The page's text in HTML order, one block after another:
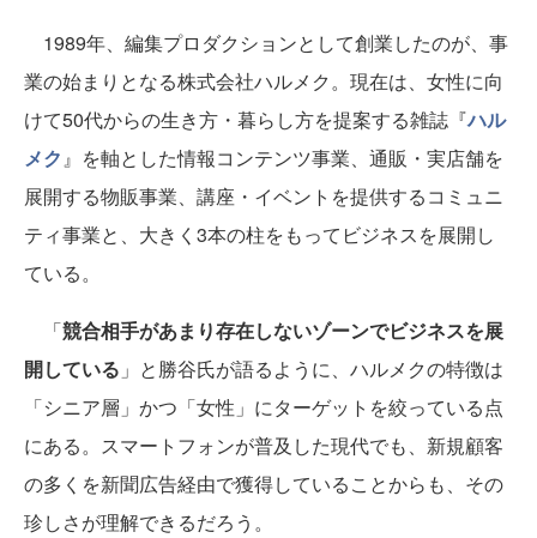
1989年、編集プロダクションとして創業したのが、事
業の始まりとなる株式会社ハルメク。現在は、女性に向
けて50代からの生き方・暮らし方を提案する雑誌『ハル
メク』を軸とした情報コンテンツ事業、通販・実店舗を
展開する物販事業、講座・イベントを提供するコミュニ
ティ事業と、大きく3本の柱をもってビジネスを展開し
ている。
「競合相手があまり存在しないゾーンでビジネスを展
開している 」と勝谷氏が語るように、ハルメクの特徴は
「シニア層」かつ「女性」にターゲットを絞っている点
にある。スマートフォンが普及した現代でも、新規顧客
の多くを新聞広告経由で獲得していることからも、その
珍しさが理解できるだろう。